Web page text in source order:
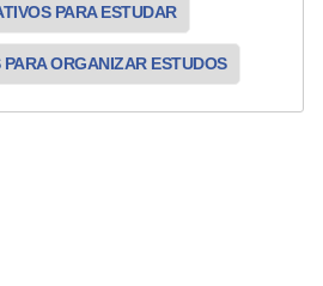
PARA ESTUDAR
ORGANIZAR ESTUDOS